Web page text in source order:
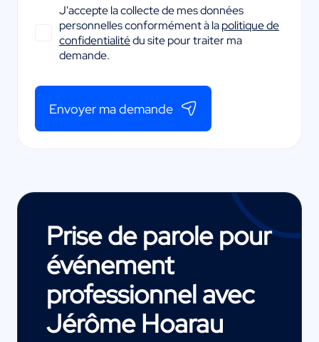
J'accepte la collecte de mes données
personnelles conformément à lapolitique de
confidentialitédu site pour traiter ma
demande.
Envoyer ma demande
Prise de parole pour
événement
professionnel avec
Jérôme Hoarau